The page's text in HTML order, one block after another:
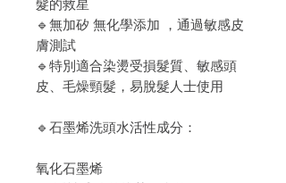
🔹無加矽 無化學添加 ，通過敏感皮
膚測試
🔹特別適合染燙受損髮質、敏感頭
皮、毛燥頸髮，易脫髮人士使用
🔹石墨烯洗頭水活性成分：
氧化石墨烯